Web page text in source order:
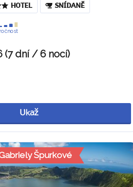
HOTEL SNÍDANĚ
(7 dní / 6 nocí)
Ukaž
Špurkové